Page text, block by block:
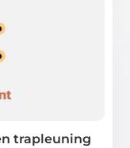
trapleuning